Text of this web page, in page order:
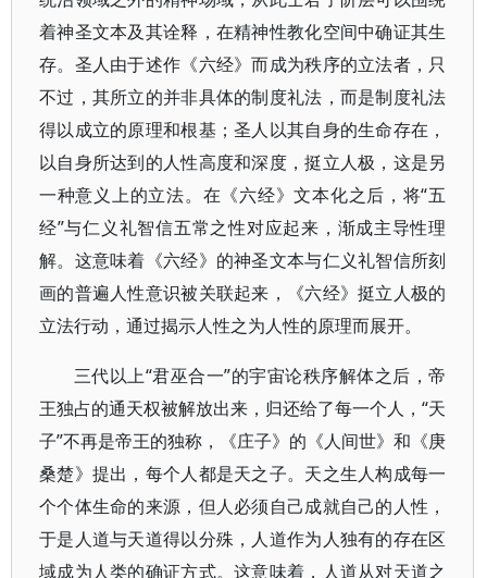
着神圣文本及其诠释，在精神性教化空间中确证其生
存。圣人由于述作《六经》而成为秩序的立法者，只
不过，其所立的并非具体的制度礼法，而是制度礼法
得以成立的原理和根基；圣人以其自身的生命存在，
以自身所达到的人性高度和深度，挺立人极，这是另
一种意义上的立法。在《六经》文本化之后，将“五
经”与仁义礼智信五常之性对应起来，渐成主导性理
解。这意味着《六经》的神圣文本与仁义礼智信所刻
画的普遍人性意识被关联起来，《六经》挺立人极的
立法行动，通过揭示人性之为人性的原理而展开。
三代以上“君巫合一”的宇宙论秩序解体之后，帝
王独占的通天权被解放出来，归还给了每一个人，“天
子”不再是帝王的独称，《庄子》的《人间世》和《庚
桑楚》提出，每个人都是天之子。天之生人构成每一
个个体生命的来源，但人必须自己成就自己的人性，
于是人道与天道得以分殊，人道作为人独有的存在区
域成为人类的确证方式。这意味着，人道从对天道之